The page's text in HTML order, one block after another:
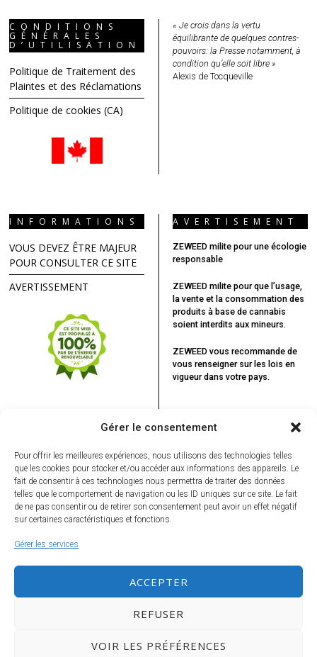
Gérer le consentement
Pour offrir les meilleures expériences, nous utilisons des technologies telles
que les cookies pour stocker et/ou accéder aux informations des appareils. Le
fait de consentir à ces technologies nous permettra de traiter des données
telles que le comportement de navigation ou les ID uniques sur ce site. Le fait
de ne pas consentir ou de retirer son consentement peut avoir un effet négatif
sur certaines caractéristiques et fonctions.
Gérer les services
ACCEPTER
REFUSER
VOIR LES PRÉFÉRENCES
Ne ratez rien, inscrivez-vous à la Newsletter !
VOUS POURRIEZ ÊTRE INTÉRESSÉ
PAR...
écologique d’une
même plante
« à la vie, à la mort
entre les deux »
CONDITIONS
GÉNÉRALES
D’UTILISATION
Politique de Traitement des
Plaintes et des Réclamations
Politique de cookies (CA)
« Je crois dans la vertu
équilibrante de quelques contres-
pouvoirs: la Presse notamment, à
condition qu’elle soit libre »
Alexis de Tocqueville
INFORMATIONS
VOUS DEVEZ ÊTRE MAJEUR
POUR CONSULTER CE SITE
AVERTISSEMENT
AVERTISEMENT
ZEWEED milite pour une écologie
responsable
ZEWEED milite pour que l’usage,
la vente et la consommation des
produits à base de cannabis
soient interdits aux mineurs.
ZEWEED vous recommande de
vous renseigner sur les lois en
vigueur dans votre pays.